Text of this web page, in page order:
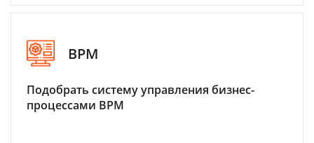
BPM
Подобрать систему управления бизнес-
процессами BPM